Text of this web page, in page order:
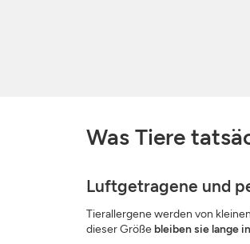
Was Tiere
Luftgetragene und
Tierallergene werden von
dieser Größebleiben sie lange